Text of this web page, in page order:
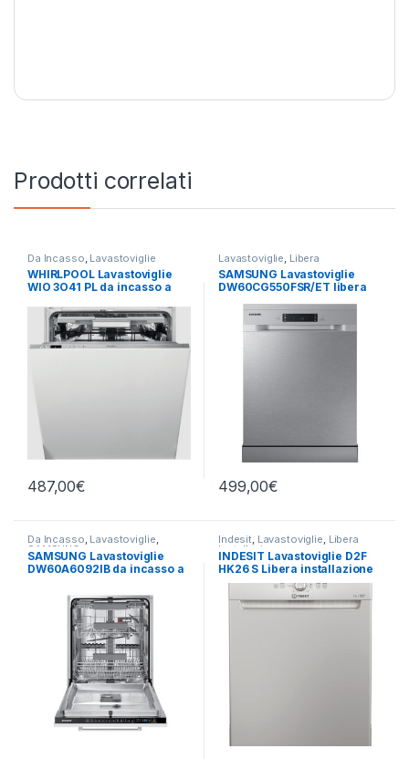
Prodotti correlati
Da Incasso Lavastoviglie
WHIRLPOOL Lavastoviglie
WIO 3O41 PL da incasso a
487,00€
Lavastoviglie Libera
Installazione, SAMSUNG
SAMSUNG Lavastoviglie
DW60CG550FSR/ET libera
499,00€
Da Incasso, Lavastoviglie,
SAMSUNG
SAMSUNG Lavastoviglie
DW60A6092IB da incasso a
Indesit, Lavastoviglie, Libera
Installazione
INDESIT Lavastoviglie D2F
HK26 S Libera installazione
14 coperti